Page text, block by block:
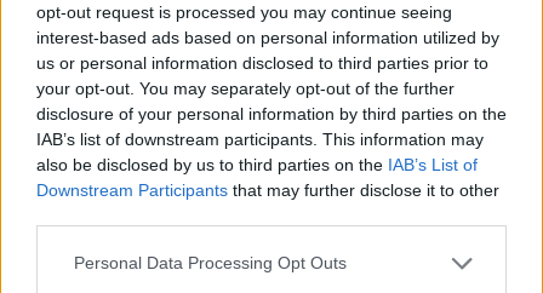
opt-out request is processed you may continue seeing
interest-based ads based on personal information utilized by
us or personal information disclosed to third parties prior to
your opt-out. You may separately opt-out of the further
disclosure of your personal information by third parties on the
IAB’s list of downstream participants. This information may
also be disclosed by us to third parties on the IAB’s List of
Downstream Participants that may further disclose it to other
Personal Data Processing Opt Outs
Bonus Malus
Presenze a
voto
Quotazioni